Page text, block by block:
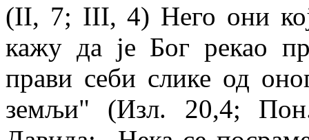
(II, 7; III, 4) Него они
кажу да је Бог рекао
прави себи слике од
земљи" (Изл. 20,4;